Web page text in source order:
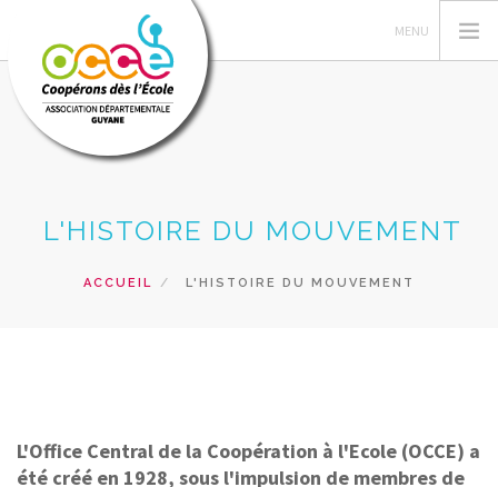
GERER SA COOPERATIVE
CONTACT
L'HISTOIRE DU MOUVEMENT
ACCUEIL L'HISTOIRE DU MOUVEMENT
L'Office Central de la Coopération à l'Ecole (OCCE) a
été créé en 1928, sous l'impulsion de membres de